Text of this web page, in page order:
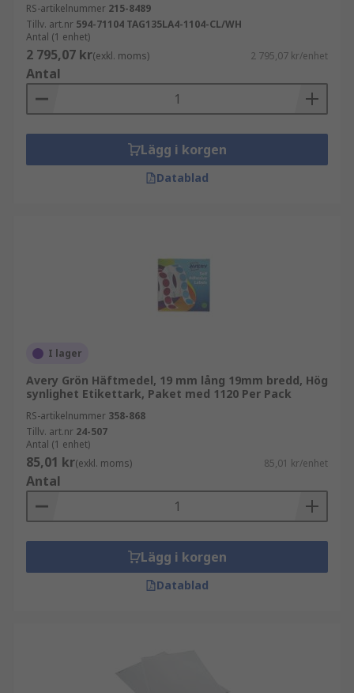
RS-artikelnummer 215-8489
Tillv. art.nr 594-71104 TAG135LA4-1104-CL/WH
Antal (1 enhet)
2 795,07 kr(exkl. moms) 2 795,07 kr/enhet
Antal
Lägg i korgen
Datablad
I lager
Avery Grön Häftmedel, 19 mm lång 19mm bredd, Hög
synlighet Etikettark, Paket med 1120 Per Pack
RS-artikelnummer 358-868
Tillv. art.nr 24-507
Antal (1 enhet)
85,01 kr(exkl. moms) 85,01 kr/enhet
Antal
Lägg i korgen
Datablad